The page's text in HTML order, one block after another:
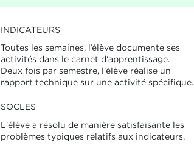
INDICATEURS
Toutes les semaines, l’élève documente ses
activités dans le carnet d'apprentissage.
Deux fois par semestre, l'élève réalise un
rapport technique sur une activité spécifique.
SOCLES
L'élève a résolu de manière satisfaisante les
problèmes typiques relatifs aux indicateurs.